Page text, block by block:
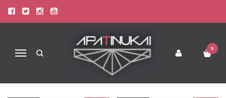
Navigacija
0
MOTERIŠKOS KOJINĖS
Apatinis Trikotažas Moterims Moteriškos kojinės